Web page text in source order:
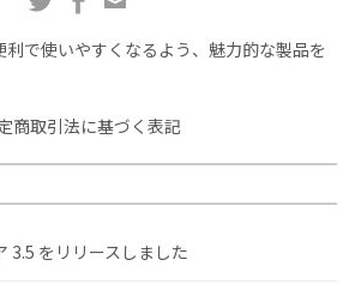
で使いやすくなるよう、魅力的な製品を
商取引法に基づく表記
3.5 をリリースしました